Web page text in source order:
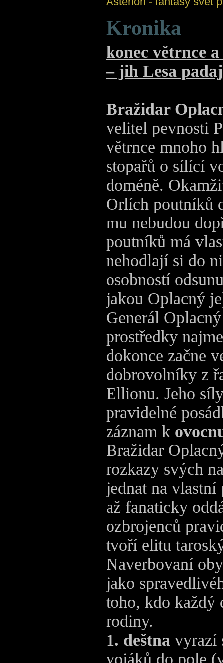
Kronika
konec větrnce
– jih Lesa
Bražidar
velitel pevnosti
větrnce mnoho
stopařů o sílící
doméně.
Orlích poutníků
mu nebudou
poutníků má
nehodlají si do
osobností
jakou Oplacný
Generál
prostředky
dokonce začne
dobrovolníky z
Ellionu. Jeho
pravidelné
záznam k
Bražidar
rozkazy svých
jednat na vlastní
až fanaticky
ozbrojenců
tvoří elitu
Naverbovaní
jako
toho, kdo každý
rodiny.
1. deštna vyrazí
vojáků do pole